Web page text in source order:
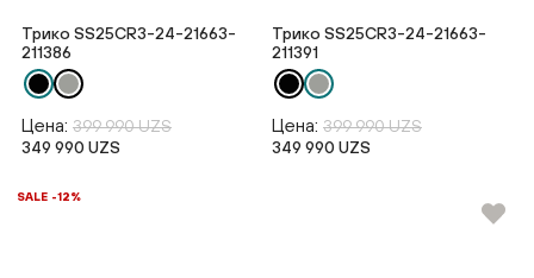
Трико SS25CR3-24-21663-
211386
Цена: 399 990 UZS
349 990 UZS
Трико SS25CR3-24-21663-
211391
Цена: 399 990 UZS
349 990 UZS
SALE -12%